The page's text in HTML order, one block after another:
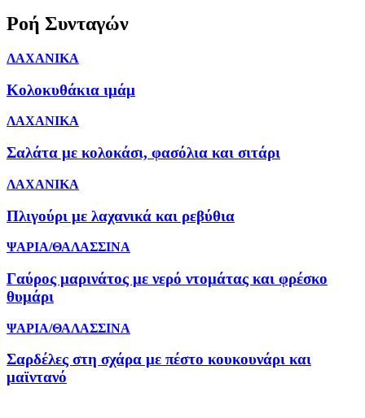
Ροή Συνταγών
ΛΑΧΑΝΙΚΑ
Κολοκυθάκια ιμάμ
ΛΑΧΑΝΙΚΑ
Σαλάτα με κολοκάσι, φασόλια και σιτάρι
ΛΑΧΑΝΙΚΑ
Πλιγούρι με λαχανικά και ρεβύθια
ΨΑΡΙΑ/ΘΑΛΑΣΣΙΝΑ
Γαύρος μαρινάτος με νερό ντομάτας και φρέσκο
θυμάρι
ΨΑΡΙΑ/ΘΑΛΑΣΣΙΝΑ
Σαρδέλες στη σχάρα με πέστο κουκουνάρι και
μαϊντανό